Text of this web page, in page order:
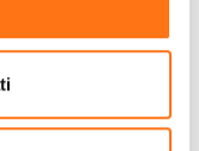
adequados
para
a
de